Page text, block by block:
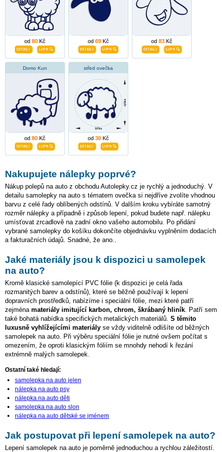
od 80 Kč od 69 Kč od 83 Kč
Domo Kun
od 80 Kč
střed ovečka
od 30 Kč
Nakupujete nálepky poprvé?
Nákup polepů na auto z obchodu Autolepky.cz je rychlý a jednoduchý. V
detailu samolepky na auto s tématem ovečka si nejdříve zvolíte vhodnou
barvu z celé řady oblíbených odstínů. V dalším kroku vybíráte samotný
rozměr nálepky a případně i způsob lepení, pokud budete např. nálepku
umísťovat zrcadlově na zadní okno vašeho automobilu. Po přidání
vybrané samolepky do košíku dokončíte objednávku vyplněním dodacích
a fakturačních údajů. Snadné, že ano..
Jaké materiály jsou k dispozici u samolepek
na auto?
Kromě klasické samolepící PVC fólie (k dispozici je celá řada
rozmanitých barev a odstínů), které se běžně používají k lepení
dopravních prostředků, nabízíme i speciální fólie, mezi které patří
zejména materiály imitující karbon, chrom, škrábaný hliník . Patří sem
také bohatá nabídka specifických metalických materiálů. S těmito
luxusně vyhlížejícími materiály se vždy viditelně odlišíte od běžných
samolepek na auto. Při výběru speciální fólie je nutné ovšem počítat s
omezením, že oproti klasickým fóliím se mnohdy nehodí k řezání
extrémně malých samolepek.
Ostatní také hledají:
samolepka na auto jelen
nálepka na auto psy
nálepka na auto děti
samolepka na auto slon
nálepka na auto dětské se jménem
Jak postupovat při lepení samolepek na auto?
Lepení samolepek na auto je poměrně jednoduchou a rychlou záležitostí.